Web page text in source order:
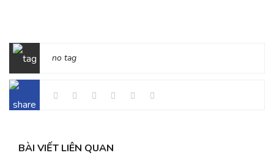
no tag
BÀI VIẾT LIÊN QUAN